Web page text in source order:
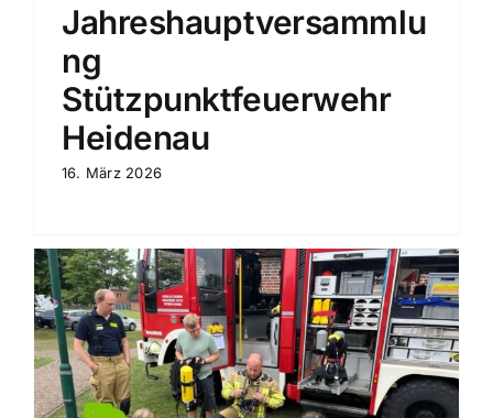
Jahreshauptversammlu
ng
Stützpunktfeuerwehr
Heidenau
16. März 2026